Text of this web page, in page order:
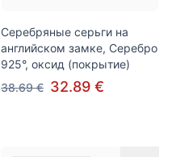
Серебряные серьги на
английском замке, Серебро
925°, оксид (покрытие)
38.69 € 32.89 €